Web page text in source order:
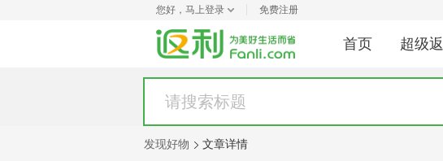
您好， 马上登录 免费注册
首页 超级返
发现好物 文章详情